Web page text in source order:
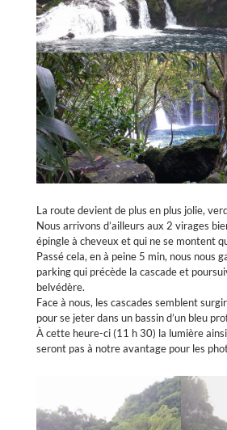
La route devient de plus en plus jolie,
Nous arrivons d’ailleurs aux 2 virages
épingle à cheveux et qui ne se montent
Passé cela, en à peine 5 min, nous nous
parking qui précède la cascade et
belvédère.
Face à nous, les cascades semblent
pour se jeter dans un bassin d’un bleu
À cette heure-ci (11 h 30) la lumière
seront pas à notre avantage pour les